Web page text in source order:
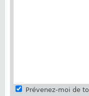
Prévenez-moi de